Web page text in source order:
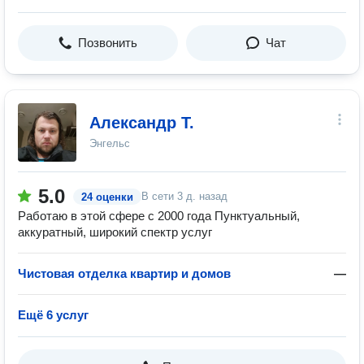
Позвонить Чат
Александр Т.
Энгельс
5.0 24 оценки В сети 3 д. назад
Работаю в этой сфере с 2000 года Пунктуальный,
аккуратный, широкий спектр услуг
Чистовая отделка квартир и домов —
Ещё 6 услуг